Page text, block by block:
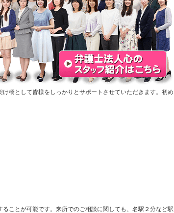
橋として皆様をしっかりとサポートさせていただきます。初め
ことが可能です。来所でのご相談に関しても、名駅２分など駅